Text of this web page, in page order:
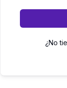
¿No